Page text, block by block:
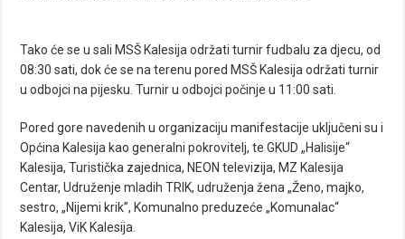
Tako će se u sali MSŠ Kalesija održati turnir fudbalu za djecu, od
08:30 sati, dok će se na terenu pored MSŠ Kalesija održati turnir
u odbojci na pijesku. Turnir u odbojci počinje u 11:00 sati.
Pored gore navedenih u organizaciju manifestacije uključeni su i
Općina Kalesija kao generalni pokrovitelj, te GKUD „Halisije“
Kalesija, Turistička zajednica, NEON televizija, MZ Kalesija
Centar, Udruženje mladih TRIK, udruženja žena „Ženo, majko,
sestro, „Nijemi krik”, Komunalno preduzeće „Komunalac“
Kalesija, ViK Kalesija.